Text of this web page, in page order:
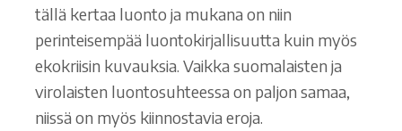
tällä kertaa luonto ja mukana on niin
perinteisempää luontokirjallisuutta kuin myös
ekokriisin kuvauksia. Vaikka suomalaisten ja
virolaisten luontosuhteessa on paljon samaa,
niissä on myös kiinnostavia eroja.